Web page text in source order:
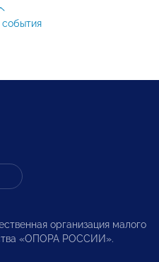
события
организация малого
«ОПОРА РОССИИ».